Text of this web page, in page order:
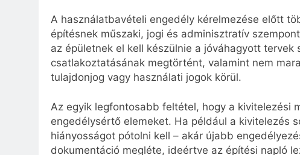
A használatbavételi engedély kérelmezése előtt
építésnek műszaki, jogi és adminisztratív
az épületnek el kell készülnie a jóváhagyott
csatlakoztatásának megtörtént, valamint nem
tulajdonjog vagy használati jogok körül.
Az egyik legfontosabb feltétel, hogy a kivitelezési
engedélysértő elemeket. Ha például a kivitelezés
hiányosságot pótolni kell – akár újabb
dokumentáció megléte, ideértve az építési napló